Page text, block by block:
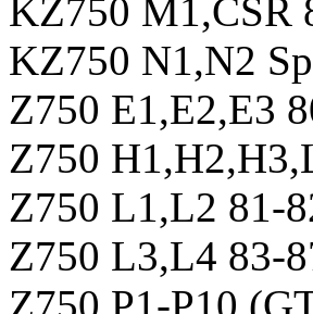
KZ750 M1,CSR
KZ750 N1,N2
Z750 E1,E2,E3
Z750
Z750 L1,L2 81-
Z750 L3,L4 83-